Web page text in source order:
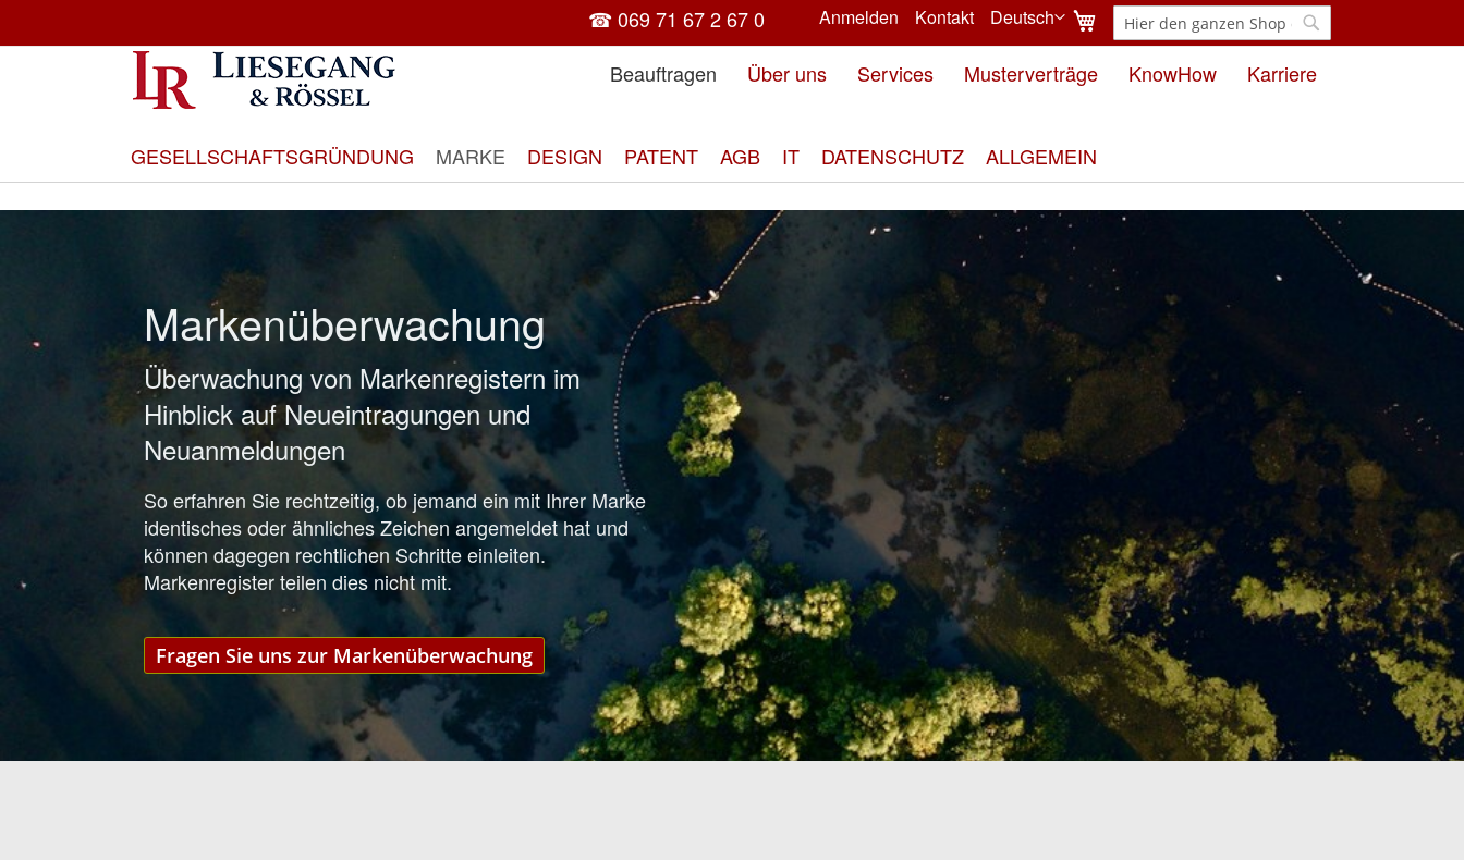
zum
Inhalt
Suche
Mein Warenkorb
Sprache
Deutsch
Anmelden Kontakt
☎ 069 71 67 2 67 0
Beauftragen
Über uns Services Musterverträge KnowHow Karriere
GESELLSCHAFTSGRÜNDUNG MARKE DESIGN PATENT AGB IT DATENSCHUTZ ALLGEMEIN
Markenüberwachung
Überwachung von Markenregistern im
Hinblick auf Neueintragungen und
Neuanmeldungen
So erfahren Sie rechtzeitig, ob jemand ein mit Ihrer Marke
identisches oder ähnliches Zeichen angemeldet hat und
können dagegen rechtlichen Schritte einleiten.
Markenregister teilen dies nicht mit.
Fragen Sie uns zur Markenüberwachung